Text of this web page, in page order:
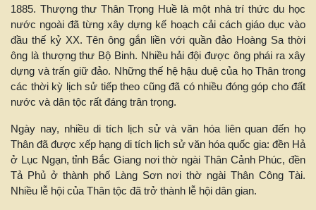
1885. Thượng thư Thân Trọng Huề là một nhà trí thức du học
nước ngoài đã từng xây dựng kế hoạch cải cách giáo dục vào
đầu thế kỷ XX. Tên ông gắn liền với quần đảo Hoàng Sa thời
ông là thượng thư Bộ Binh. Nhiều hải đội được ông phái ra xây
dựng và trấn giữ đảo. Những thế hệ hậu duệ của họ Thân trong
các thời kỳ lịch sử tiếp theo cũng đã có nhiều đóng góp cho đất
nước và dân tộc rất đáng trân trọng.
Ngày nay, nhiều di tích lịch sử và văn hóa liên quan đến họ
Thân đã được xếp hạng di tích lịch sử văn hóa quốc gia: đền Hả
ở Lục Ngạn, tỉnh Bắc Giang nơi thờ ngài Thân Cảnh Phúc, đền
Tả Phủ ở thành phố Làng Sơn nơi thờ ngài Thân Công Tài.
Nhiều lễ hội của Thân tộc đã trở thành lễ hội dân gian.